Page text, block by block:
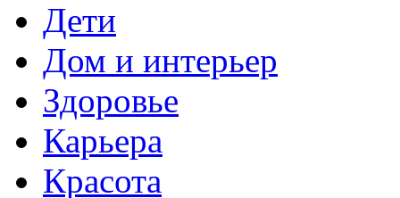
Дети
Дом и интерьер
Здоровье
Карьера
Красота